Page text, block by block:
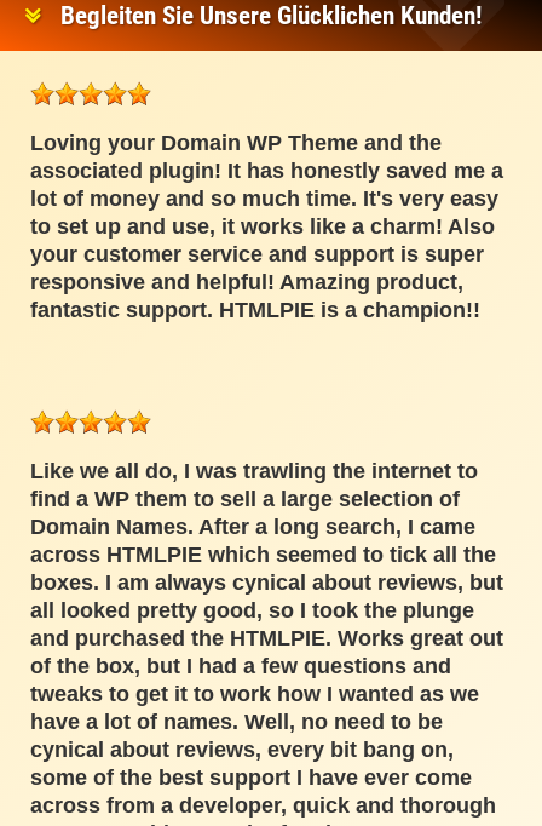
Begleiten Sie Unsere Glücklichen Kunden!
Loving your Domain WP Theme and the
associated plugin! It has honestly saved me a
lot of money and so much time. It's very easy
to set up and use, it works like a charm! Also
your customer service and support is super
responsive and helpful! Amazing product,
fantastic support. HTMLPIE is a champion!!
Like we all do, I was trawling the internet to
find a WP them to sell a large selection of
Domain Names. After a long search, I came
across HTMLPIE which seemed to tick all the
boxes. I am always cynical about reviews, but
all looked pretty good, so I took the plunge
and purchased the HTMLPIE. Works great out
of the box, but I had a few questions and
tweaks to get it to work how I wanted as we
have a lot of names. Well, no need to be
cynical about reviews, every bit bang on,
some of the best support I have ever come
across from a developer, quick and thorough